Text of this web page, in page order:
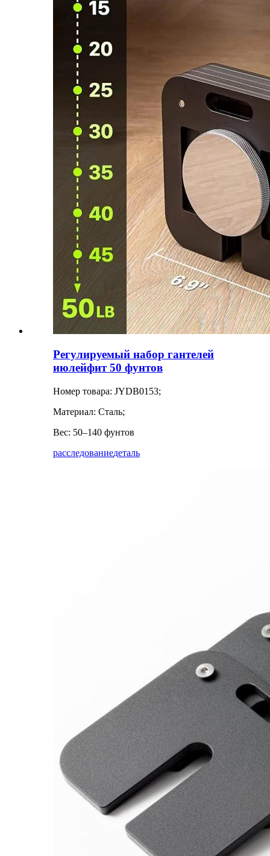
Регулируемый набор гантелей
июлейфит 50 фунтов
Номер товара: JYDB0153;
Материал: Сталь;
Вес: 50–140 фунтов
расследованиедеталь